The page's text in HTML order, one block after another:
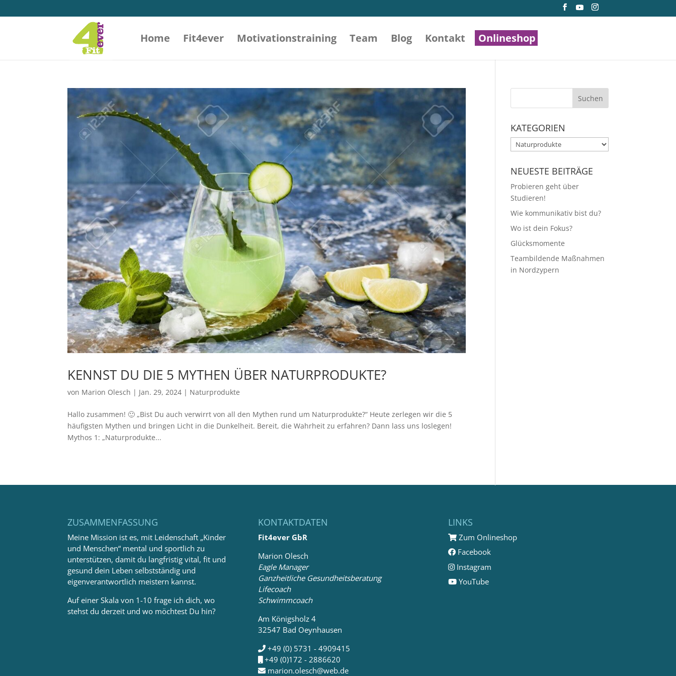
Home Fit4ever Motivations­training Team Blog Kontakt Onlineshop
KENNST DU DIE 5 MYTHEN ÜBER NATURPRODUKTE?
von Marion Olesch | Jan. 29, 2024 | Naturprodukte
Hallo zusammen! 🙂 „Bist Du auch verwirrt von all den Mythen rund um Naturprodukte?“ Heute zerlegen wir die 5
häufigsten Mythen und bringen Licht in die Dunkelheit. Bereit, die Wahrheit zu erfahren? Dann lass uns loslegen!
Mythos 1: „Naturprodukte...
KATEGORIEN
Kategorien
NEUESTE BEITRÄGE
Probieren geht über
Studieren!
Wie kommunikativ bist du?
Wo ist dein Fokus?
Glücksmomente
Teambildende Maßnahmen
in Nordzypern
ZUSAMMENFASSUNG
Meine Mission ist es, mit Leidenschaft „Kinder
und Menschen“ mental und sportlich zu
unterstützen, damit du langfristig vital, fit und
gesund dein Leben selbstständig und
eigenverantwortlich meistern kannst.
Auf einer Skala von 1-10 frage ich dich, wo
stehst du derzeit und wo möchtest Du hin?
KONTAKTDATEN
Fit4ever GbR
Marion Olesch
Eagle Manager
Ganzheitliche Gesundheitsberatung
Lifecoach
Schwimmcoach
Am Königsholz 4
32547 Bad Oeynhausen
+49 (0) 5731 - 4909415
+49 (0)172 - 2886620
marion.olesch@web.de
LINKS
Zum Onlineshop
Facebook
Instagram
YouTube